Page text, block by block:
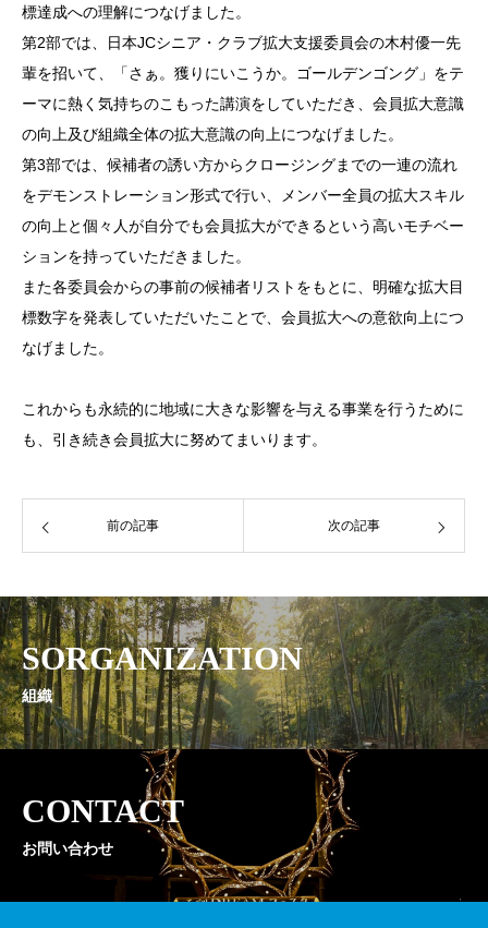
標達成への理解につなげました。
第2部では、日本JCシニア・クラブ拡大支援委員会の木村優一先
輩を招いて、「さぁ。獲りにいこうか。ゴールデンゴング」をテ
ーマに熱く気持ちのこもった講演をしていただき、会員拡大意識
の向上及び組織全体の拡大意識の向上につなげました。
第3部では、候補者の誘い方からクロージングまでの一連の流れ
をデモンストレーション形式で行い、メンバー全員の拡大スキル
の向上と個々人が自分でも会員拡大ができるという高いモチベー
ションを持っていただきました。
また各委員会からの事前の候補者リストをもとに、明確な拡大目
標数字を発表していただいたことで、会員拡大への意欲向上につ
なげました。
これからも永続的に地域に大きな影響を与える事業を行うために
も、引き続き会員拡大に努めてまいります。
前の記事 次の記事
SORGANIZATION
組織
CONTACT
お問い合わせ